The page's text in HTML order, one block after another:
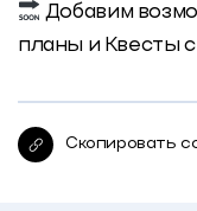
Добавим
планы и Квесты
Скопировать